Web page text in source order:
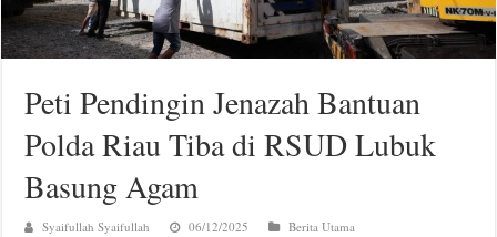
Peti Pendingin Jenazah Bantuan
Polda Riau Tiba di RSUD Lubuk
Basung Agam
Syaifullah Syaifullah 06/12/2025 Berita Utama